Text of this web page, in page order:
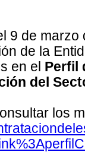
9 de
de la
en el Perfil
del
los